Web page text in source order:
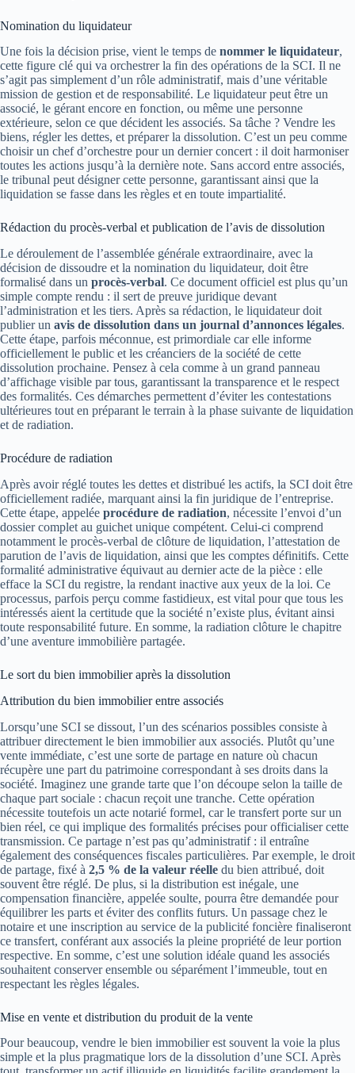
Nomination du liquidateur
Une fois la décision prise, vient le temps de nommer le liquidateur,
cette figure clé qui va orchestrer la fin des opérations de la SCI. Il ne
s’agit pas simplement d’un rôle administratif, mais d’une véritable
mission de gestion et de responsabilité. Le liquidateur peut être un
associé, le gérant encore en fonction, ou même une personne
extérieure, selon ce que décident les associés. Sa tâche ? Vendre les
biens, régler les dettes, et préparer la dissolution. C’est un peu comme
choisir un chef d’orchestre pour un dernier concert : il doit harmoniser
toutes les actions jusqu’à la dernière note. Sans accord entre associés,
le tribunal peut désigner cette personne, garantissant ainsi que la
liquidation se fasse dans les règles et en toute impartialité.
Rédaction du procès-verbal et publication de l’avis de dissolution
Le déroulement de l’assemblée générale extraordinaire, avec la
décision de dissoudre et la nomination du liquidateur, doit être
formalisé dans un procès-verbal. Ce document officiel est plus qu’un
simple compte rendu : il sert de preuve juridique devant
l’administration et les tiers. Après sa rédaction, le liquidateur doit
publier un avis de dissolution dans un journal d’annonces légales.
Cette étape, parfois méconnue, est primordiale car elle informe
officiellement le public et les créanciers de la société de cette
dissolution prochaine. Pensez à cela comme à un grand panneau
d’affichage visible par tous, garantissant la transparence et le respect
des formalités. Ces démarches permettent d’éviter les contestations
ultérieures tout en préparant le terrain à la phase suivante de liquidation
et de radiation.
Procédure de radiation
Après avoir réglé toutes les dettes et distribué les actifs, la SCI doit être
officiellement radiée, marquant ainsi la fin juridique de l’entreprise.
Cette étape, appelée procédure de radiation, nécessite l’envoi d’un
dossier complet au guichet unique compétent. Celui-ci comprend
notamment le procès-verbal de clôture de liquidation, l’attestation de
parution de l’avis de liquidation, ainsi que les comptes définitifs. Cette
formalité administrative équivaut au dernier acte de la pièce : elle
efface la SCI du registre, la rendant inactive aux yeux de la loi. Ce
processus, parfois perçu comme fastidieux, est vital pour que tous les
intéressés aient la certitude que la société n’existe plus, évitant ainsi
toute responsabilité future. En somme, la radiation clôture le chapitre
d’une aventure immobilière partagée.
Le sort du bien immobilier après la dissolution
Attribution du bien immobilier entre associés
Lorsqu’une SCI se dissout, l’un des scénarios possibles consiste à
attribuer directement le bien immobilier aux associés. Plutôt qu’une
vente immédiate, c’est une sorte de partage en nature où chacun
récupère une part du patrimoine correspondant à ses droits dans la
société. Imaginez une grande tarte que l’on découpe selon la taille de
chaque part sociale : chacun reçoit une tranche. Cette opération
nécessite toutefois un acte notarié formel, car le transfert porte sur un
bien réel, ce qui implique des formalités précises pour officialiser cette
transmission. Ce partage n’est pas qu’administratif : il entraîne
également des conséquences fiscales particulières. Par exemple, le droit
de partage, fixé à 2,5 % de la valeur réelle du bien attribué, doit
souvent être réglé. De plus, si la distribution est inégale, une
compensation financière, appelée soulte, pourra être demandée pour
équilibrer les parts et éviter des conflits futurs. Un passage chez le
notaire et une inscription au service de la publicité foncière finaliseront
ce transfert, conférant aux associés la pleine propriété de leur portion
respective. En somme, c’est une solution idéale quand les associés
souhaitent conserver ensemble ou séparément l’immeuble, tout en
respectant les règles légales.
Mise en vente et distribution du produit de la vente
Pour beaucoup, vendre le bien immobilier est souvent la voie la plus
simple et la plus pragmatique lors de la dissolution d’une SCI. Après